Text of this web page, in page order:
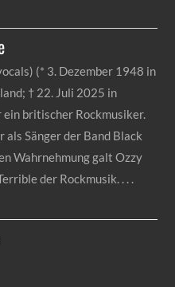
(* 3. Dezember 1948 in
† 22. Juli 2025 in
ein britischer Rockmusiker.
als Sänger der Band Black
Wahrnehmung galt Ozzy
der Rockmusik.